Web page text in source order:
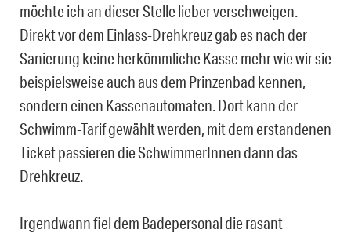
möchte ich an dieser Stelle lieber verschweigen.
Direkt vor dem Einlass-Drehkreuz gab es nach der
Sanierung keine herkömmliche Kasse mehr wie wir sie
beispielsweise auch aus dem Prinzenbad kennen,
sondern einen Kassenautomaten. Dort kann der
Schwimm-Tarif gewählt werden, mit dem erstandenen
Ticket passieren die SchwimmerInnen dann das
Drehkreuz.
Irgendwann fiel dem Badepersonal die rasant